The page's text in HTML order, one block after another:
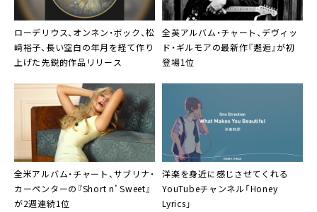
ローデリウス、オンネン・ボック、松
﨑裕子、長い空白の年月を経て作り
上げた先鋭的作品リリース
全英アルバム・チャート、デヴィッ
ド・ギルモアの最新作『邂逅』が初
登場1位
全米アルバム・チャート、サブリナ・
カーペンターの『Short n’ Sweet』
が2週連続1位
洋楽を身近に感じさせてくれる
YouTubeチャンネル「Honey
Lyrics」